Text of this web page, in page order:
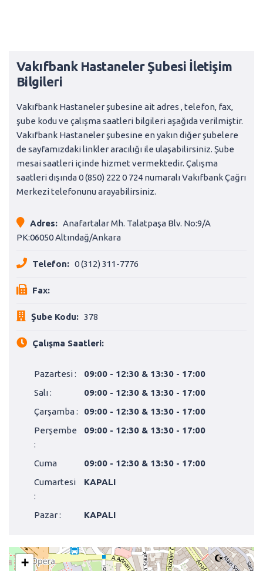
Vakıfbank Hastaneler Şubesi İletişim
Bilgileri
Vakıfbank Hastaneler şubesine ait adres , telefon, fax,
şube kodu ve çalışma saatleri bilgileri aşağıda verilmiştir.
Vakıfbank Hastaneler şubesine en yakın diğer şubelere
de sayfamızdaki linkler aracılığı ile ulaşabilirsiniz. Şube
mesai saatleri içinde hizmet vermektedir. Çalışma
saatleri dışında 0 (850) 222 0 724 numaralı Vakıfbank Çağrı
Merkezi telefonunu arayabilirsiniz.
Adres: Anafartalar Mh. Talatpaşa Blv. No:9/A
PK:06050 Altındağ/Ankara
Telefon: 0 (312) 311-7776
Fax:
Şube Kodu: 378
Çalışma Saatleri:
Pazartesi :
09:00 - 12:30 & 13:30 - 17:00
Salı :
09:00 - 12:30 & 13:30 - 17:00
Çarşamba :
09:00 - 12:30 & 13:30 - 17:00
Perşembe
:
09:00 - 12:30 & 13:30 - 17:00
Cuma
09:00 - 12:30 & 13:30 - 17:00
Cumartesi
:
KAPALI
Pazar : KAPALI
+